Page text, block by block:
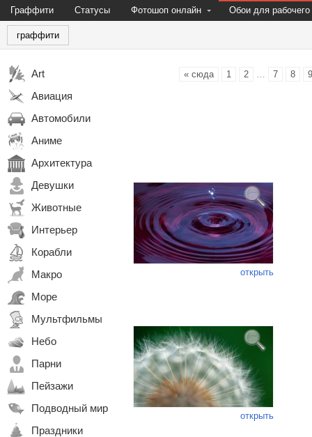
Граффити Статусы Фотошоп онлайн Обои для рабочего
граффити
Art
Авиация
Автомобили
Аниме
Архитектура
Девушки
Животные
Интерьер
Корабли
Макро
Море
Мультфильмы
Небо
Парни
Пейзажи
Подводный мир
Праздники
« сюда 1 2 … 7 8 9
открыть
открыть